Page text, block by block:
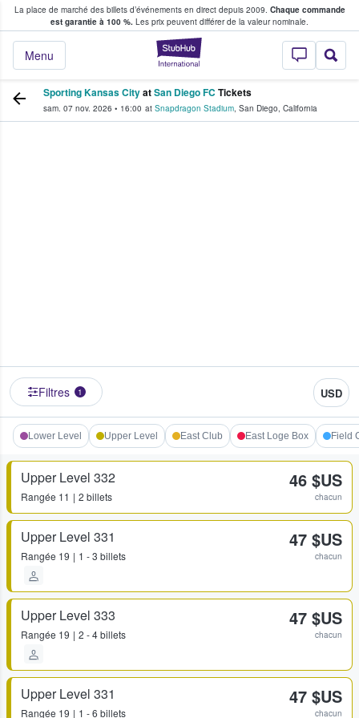
La place de marché des billets d’événements en direct depuis 2009. Chaque commande
est garantie à 100 %. Les prix peuvent différer de la valeur nominale.
StubHub - Où
Menu
fans achètent et vendent des billets
Sporting Kansas CityatSan Diego FC Tickets
sam. 07 nov. 2026 • 16:00 at Snapdragon Stadium, San Diego, California
Filtres 1 USD
Lower Level Upper Level East Club East Loge Box Field
Upper Level 332
Rangée 11 2 billets
46 $US
chacun
Upper Level 331
Rangée 19 1 - 3 billets
47 $US
chacun
Upper Level 333
Rangée 19 2 - 4 billets
47 $US
chacun
Upper Level 331
Rangée 19 1 - 6 billets
47 $US
chacun